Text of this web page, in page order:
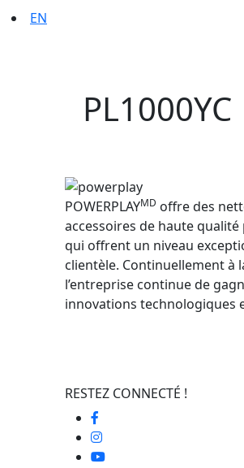
EN
PL1000YC
POWERPLAYMD offre des
accessoires de haute
qui offrent un niveau
clientèle. Continuellement à
l’entreprise continue de
innovations technologiques
RESTEZ CONNECTÉ !